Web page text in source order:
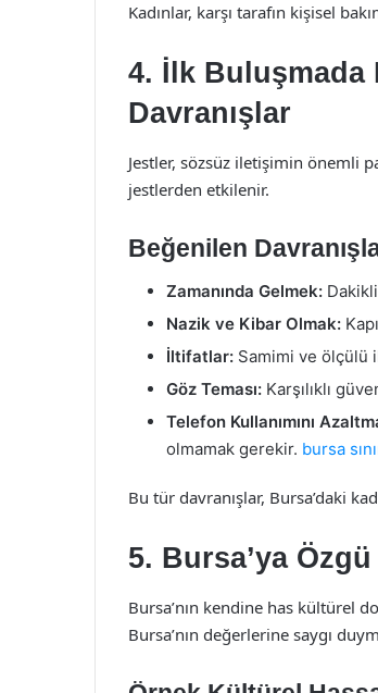
Kadınlar, karşı tarafın kişisel
4. İlk Buluşmada
Davranışlar
Jestler, sözsüz iletişimin önemli
jestlerden etkilenir.
Beğenilen
Zamanında Gelmek:
Nazik ve Kibar Olmak:
İltifatlar: Samimi ve ölçülü
Göz Teması: Karşılıklı
Telefon Kullanımını
olmamak gerekir. bursa
Bu tür davranışlar, Bursa’daki
5. Bursa’ya
Bursa’nın kendine has kültürel
Bursa’nın değerlerine saygı